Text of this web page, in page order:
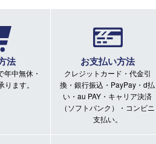
法
年中無休・
ます。
お支払い方法
クレジットカード・代金引
換・銀行振込・PayPay・d払
い・au PAY・キャリア決済
（ソフトバンク）・コンビニ
支払い。